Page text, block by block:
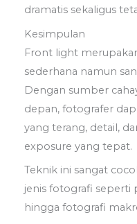
dramatis sekaligus
Kesimpulan
Front light
sederhana namun
Dengan sumber
depan, fotografer
yang terang, detail,
exposure yang tepat.
Teknik ini sangat
jenis fotografi seperti
hingga fotografi